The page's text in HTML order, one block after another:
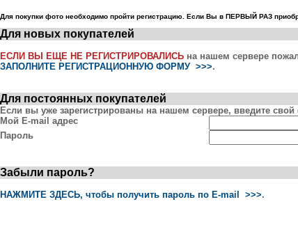
Для покупки фото необходимо пройти регистрацию. Если Вы в ПЕРВЫЙ РАЗ
Для новых покупателей
ЕСЛИ ВЫ ЕЩЕ НЕ РЕГИСТРИРОВАЛИСЬ на нашем сервере
ЗАПОЛНИТЕ РЕГИСТРАЦИОННУЮ ФОРМУ >>>.
Для постоянных покупателей
Если вы уже зарегистрированы на нашем сервере, введите
Мой E-mail адрес
Пароль
Забыли пароль?
НАЖМИТЕ ЗДЕСЬ, чтобы получить пароль по E-mail >>>.